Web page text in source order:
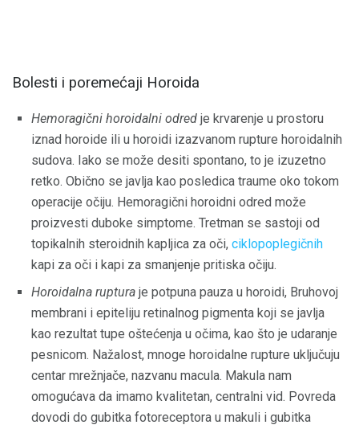
Bolesti i poremećaji Horoida
Hemoragični horoidalni odred je krvarenje u prostoru
iznad horoide ili u horoidi izazvanom rupture horoidalnih
sudova. Iako se može desiti spontano, to je izuzetno
retko. Obično se javlja kao posledica traume oko tokom
operacije očiju. Hemoragični horoidni odred može
proizvesti duboke simptome. Tretman se sastoji od
topikalnih steroidnih kapljica za oči, ciklopoplegičnih
kapi za oči i kapi za smanjenje pritiska očiju.
Horoidalna ruptura je potpuna pauza u horoidi, Bruhovoj
membrani i epiteliju retinalnog pigmenta koji se javlja
kao rezultat tupe oštećenja u očima, kao što je udaranje
pesnicom. Nažalost, mnoge horoidalne rupture uključuju
centar mrežnjače, nazvanu macula. Makula nam
omogućava da imamo kvalitetan, centralni vid. Povreda
dovodi do gubitka fotoreceptora u makuli i gubitka